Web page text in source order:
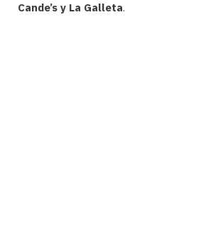
Cande’s y La Galleta.